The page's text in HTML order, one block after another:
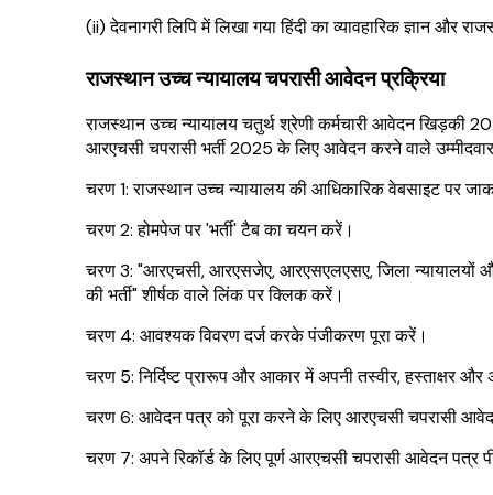
(ii) देवनागरी लिपि में लिखा गया हिंदी का व्यावहारिक ज्ञान और
राजस्थान उच्च न्यायालय चपरासी आवेदन प्रक्रिया
राजस्थान उच्च न्यायालय चतुर्थ श्रेणी कर्मचारी आवेदन
आरएचसी चपरासी भर्ती 2025 के लिए आवेदन करने वाले
चरण 1: राजस्थान उच्च न्यायालय की आधिकारिक वेबसाइट पर
चरण 2: होमपेज पर 'भर्ती' टैब का चयन करें।
चरण 3: "आरएचसी, आरएसजेए, आरएसएलएसए, जिला न्यायालयों
की भर्ती" शीर्षक वाले लिंक पर क्लिक करें।
चरण 4: आवश्यक विवरण दर्ज करके पंजीकरण पूरा करें।
चरण 5: निर्दिष्ट प्रारूप और आकार में अपनी तस्वीर, हस्ताक्षर
चरण 6: आवेदन पत्र को पूरा करने के लिए आरएचसी चपरासी
चरण 7: अपने रिकॉर्ड के लिए पूर्ण आरएचसी चपरासी आवेदन पत्र